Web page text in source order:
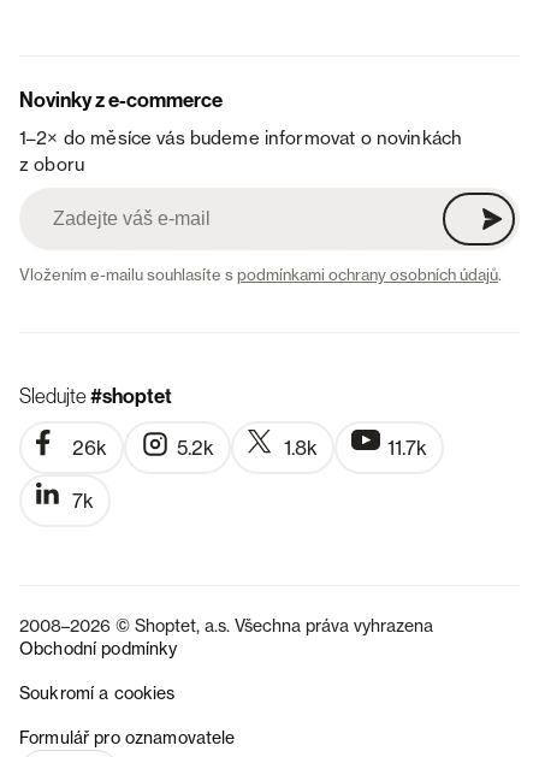
Novinky z e-commerce
1–2× do měsíce vás budeme informovat o novinkách
z oboru
Vložením e-mailu souhlasíte spodmínkami ochrany osobních údajů.
Sledujte#shoptet
26k 5.2k 1.8k 11.7k
7k
2008–2026 © Shoptet, a.s. Všechna práva vyhrazena
Obchodní podmínky
Soukromí a cookies
Formulář pro oznamovatele